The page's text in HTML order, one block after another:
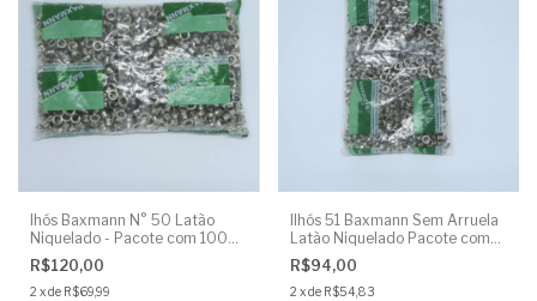
Ihós Baxmann N° 50 Latão
Niquelado - Pacote com 1000
unidades - Sem Arruela
R$120,00
2 xde R$69,99
Ilhós 51 Baxmann Sem Arruela
Latão Niquelado Pacote com
1000 Unidades
R$94,00
2 xde R$54,83